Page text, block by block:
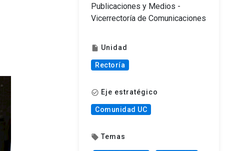
Publicaciones y Medios -
Vicerrectoría de Comunicaciones
insert_drive_file Unidad
Rectoría
check_circle_outline Eje estratégico
Comunidad UC
local_offer Temas